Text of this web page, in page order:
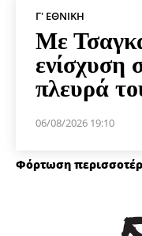
Γ' ΕΘΝΙΚΉ
Με
ενίσχυση
πλευρά
06/08/2026 19:10
Φόρτωση